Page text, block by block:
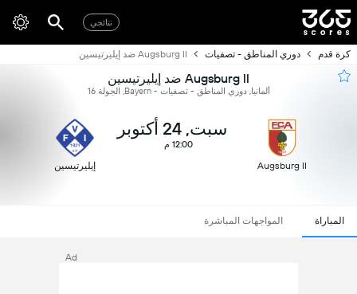
نتائجي
كرة قدم دوري المناطق - تصفيات Augsburg II ضد إيليرتيسين
Augsburg II ضد إيليرتيسين
ألمانيا, دوري المناطق - تصفيات - Bayern, الجولة 16
Augsburg II
سبت, 24 أكتوبر
12:00 م
إيليرتيسين
المباراة المواجهات المباشرة
Ad